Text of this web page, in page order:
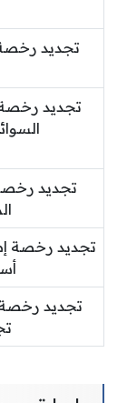
تجديد رخصة
تجديد رخصة
تجديد
تجديد رخصة
تجديد رخصة